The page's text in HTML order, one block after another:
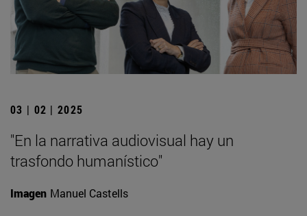
03 | 02 | 2025
"En la narrativa audiovisual hay un
trasfondo humanístico"
Imagen Manuel Castells